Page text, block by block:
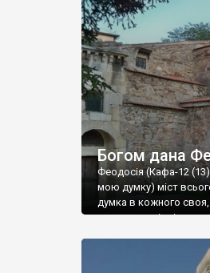
Богом дана
Феодосія (Кафа-12 (13)
мою думку) міст
думка в кожного своя,
запрошую відвідати